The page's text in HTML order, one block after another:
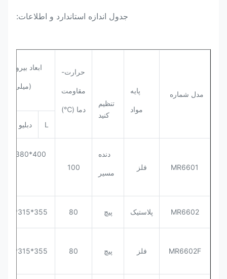
جدول اندازه استاندارد و اطلاعات:
مدل شماره پایه
مواد
تنظیم
کنید
حرارت-
مقاومت
دما (℃)
ابعاد بیرونی
(میلی متر)
L دبلیو
MR6601 فلز
دنده
مسیر
100
400*320/380
MR6602 پلاستیک پیچ 80
355*315*580
MR6602F فلز پیچ 80
355*315*580